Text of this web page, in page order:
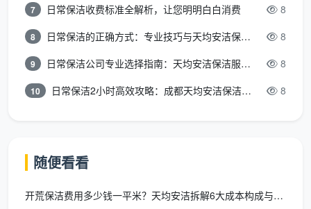
天均安洁保洁全部为自有团队，每一组保洁员都经过系
统培训，知道不同材质用不同的工具和清洁剂。
看装备齐全度。专业公司上门带的是大功率商用吸
中性清洁剂。非专业团队手里常常只有拖把、水桶和几
工具？”回答“我们有梯子”却没有伸缩杆和玻璃刮的，高
窗清洁基本靠糊弄。
7 日常保洁收费标准全解析，让您明明白白消费 8
8 日常保洁的正确方式：专业技巧与天均安洁保洁服务全解析 8
9 日常保洁公司专业选择指南：天均安洁保洁服务全解析 8
10 日常保洁2小时高效攻略：成都天均安洁保洁专业时间管理方案 8
随便看看
开荒保洁费用多少钱一平米？天均安洁拆解6大成本构成与真实报价